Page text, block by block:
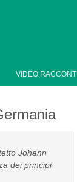
VIDEO RACCONTI
Johann
dei principi